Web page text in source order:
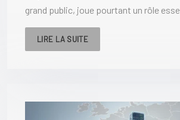
grand public, joue pourtant un rôle
LIRE LA SUITE